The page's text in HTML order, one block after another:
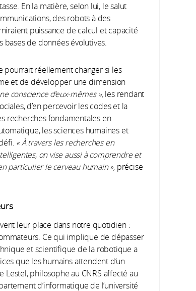
En la matière, selon lui, le salut
des robots à des
puissance de calcul et capacité
bases de données évolutives.
pourrait réellement changer si les
et de développer une dimension
conscience d’eux-mêmes »,les rendant
d’en percevoir les codes et la
recherches fondamentales en
les sciences humaines et
« À travers les recherches en
on vise aussi à comprendre et
particulier le cerveau humain », précise
leur place dans notre quotidien :
Ce qui implique de dépasser
et scientifique de la robotique a
que les humains attendent d’un
Lestel, philosophe au CNRS affecté au
d’informatique de l’université